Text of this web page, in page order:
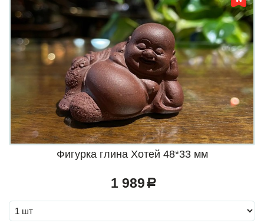
Фигурка глина Хотей 48*33 мм
1 989 a